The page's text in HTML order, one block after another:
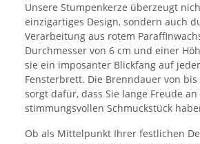
Unsere Stumpenkerze überzeugt
einzigartiges Design, sondern auch
Verarbeitung aus rotem
Durchmesser von 6 cm und einer
sie ein imposanter Blickfang auf
Fensterbrett. Die Brenndauer von bis
sorgt dafür, dass Sie lange Freude an
stimmungsvollen Schmuckstück
Ob als Mittelpunkt Ihrer festlichen